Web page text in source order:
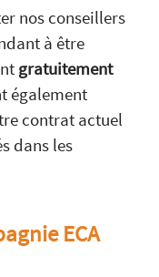
nos conseillers
à être
gratuitement
également
contrat actuel
dans les
ECA